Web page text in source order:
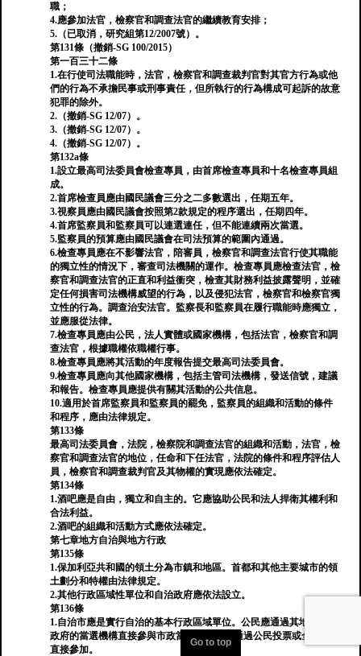
職；
4.應參加法官，檢察官和調查法官的繼續教育安排；
5.（已取消，研究組第12/2007號）。
第131條（撤銷-SG 100/2015）
第一百三十二條
1.在行使司法職能時，法官，檢察官和調查裁判官對其官方行為或他
們的行為不承擔民事或刑事責任，但所執行的行為構成可起訴的故意
犯罪的除外。
2.（撤銷-SG 12/07）。
3.（撤銷-SG 12/07）。
4.（撤銷-SG 12/07）。
第132a條
1.設立最高司法委員會檢查專員，由首席檢查專員和十名檢查專員組
成。
2.首席檢查員應由國民議會三分之二多數選出，任期五年。
3.視察員應由國民議會按照第2款規定的程序選出，任期四年。
4.首席監察員和監察員可以連選連任，但不能連續兩次當選。
5.監察員的預算應由國民議會在司法預算的範圍內通過。
6.檢查專員應在不影響法官，陪審員，檢察官和調查法官行使其職能
的獨立性的情況下，審查司法機關的運作。檢查專員應檢查法官，檢
察官和調查法官的正直和利益衝突，檢查其財務利益披露聲明，並確
定任何損害司法機構威望的行為，以及侵犯法官，檢察官和檢察官獨
立性的行為。調查治安法官。監察長和監察員在履行職能時應獨立，
並應服從法律。
7.檢查專員應由公民，法人實體或國家機構，包括法官，檢察官和調
查法官，根據職權依職權行事。
8.檢查專員應將其活動的年度報告提交最高司法委員會。
9.檢查專員應向其他國家機構，包括主管司法機構，發送信號，建議
和報告。檢查專員應提供有關其活動的公共信息。
10.適用於首席監察員和監察員的罷免，監察員的組織和活動的條件
和程序，應由法律規定。
第133條
最高司法委員會，法院，檢察院和調查法官的組織和活動，法官，檢
察官和調查法官的地位，任命和下任法官，法院的條件和程序評估人
員，檢察官和調查裁判官及其物權的實現應依法確定。
第134條
1.酒吧應是自由，獨立和自主的。它應協助公民和法人捍衛其權利和
合法利益。
2.酒吧的組織和活動方式應依法確定。
第七章地方自治與地方行政
第135條
1.保加利亞共和國的領土分為市鎮和地區。首都和其他主要城市的領
土劃分和特權由法律規定。
2.其他行政區域性單位和自治政府應依法設立。
第136條
1.自治市應是實行自治的基本行政區域單位。公民應通過其地方自治
政府的當選機構直接參與市政當局，也可以通過公民投票或全民大會
直接參加。
Go to top